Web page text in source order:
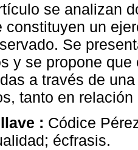
se analizan
constituyen un
Se
y se propone
a través de
tanto en
: Códice
écfrasis.